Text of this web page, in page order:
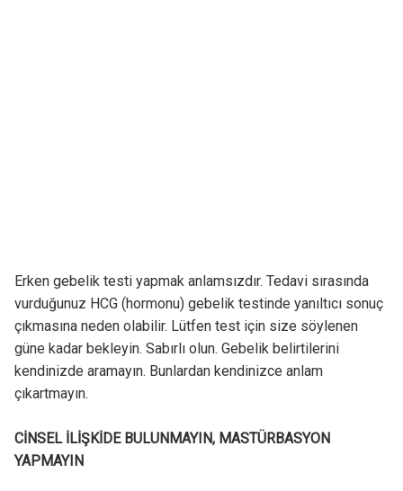
Erken gebelik testi yapmak anlamsızdır. Tedavi sırasında
vurduğunuz HCG (hormonu) gebelik testinde yanıltıcı sonuç
çıkmasına neden olabilir. Lütfen test için size söylenen
güne kadar bekleyin. Sabırlı olun. Gebelik belirtilerini
kendinizde aramayın. Bunlardan kendinizce anlam
çıkartmayın.
CİNSEL İLİŞKİDE BULUNMAYIN, MASTÜRBASYON
YAPMAYIN